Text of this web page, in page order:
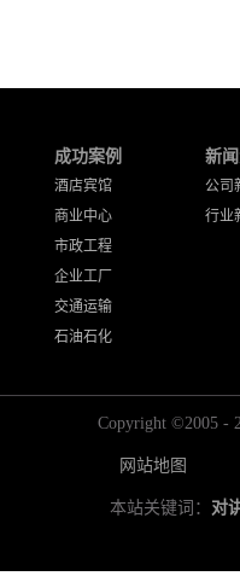
成功案例
酒店宾馆
商业中心
市政工程
企业工厂
交通运输
石油石化
新
公司
行业
Copyright ©2005 -
网站地图
本站关键词： 对